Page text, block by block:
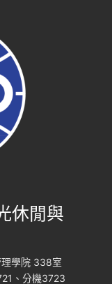
休閒與
學院 338室
、分機3723